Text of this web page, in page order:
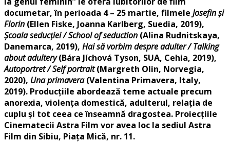
documetar, în perioada 4 – 25 martie, filmele Josefin și
Florin (Ellen Fiske, Joanna Karlberg, Suedia, 2019),
Școala seducției / School of seduction (Alina Rudnitskaya,
Danemarca, 2019), Hai să vorbim despre adulter / Talking
about adultery(Bára Jíchová Tyson, SUA, Cehia, 2019),
Autoportret / Self portrait(Margreth Olin, Norvegia,
2020), Una primavera(Valentina Primavera, Italy,
2019). Producțiile abordează teme actuale precum
anorexia, violența domestică, adulterul, relația de
cuplu și tot ceea ce înseamnă dragostea. Proiecțiile
Cinematecii Astra Film vor avea loc la sediul Astra
Film din Sibiu, Piața Mică, nr. 11.